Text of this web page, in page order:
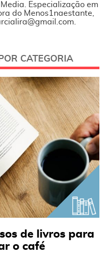
Especialização em
do Menos1naestante,
CATEGORIA
de livros para
o café